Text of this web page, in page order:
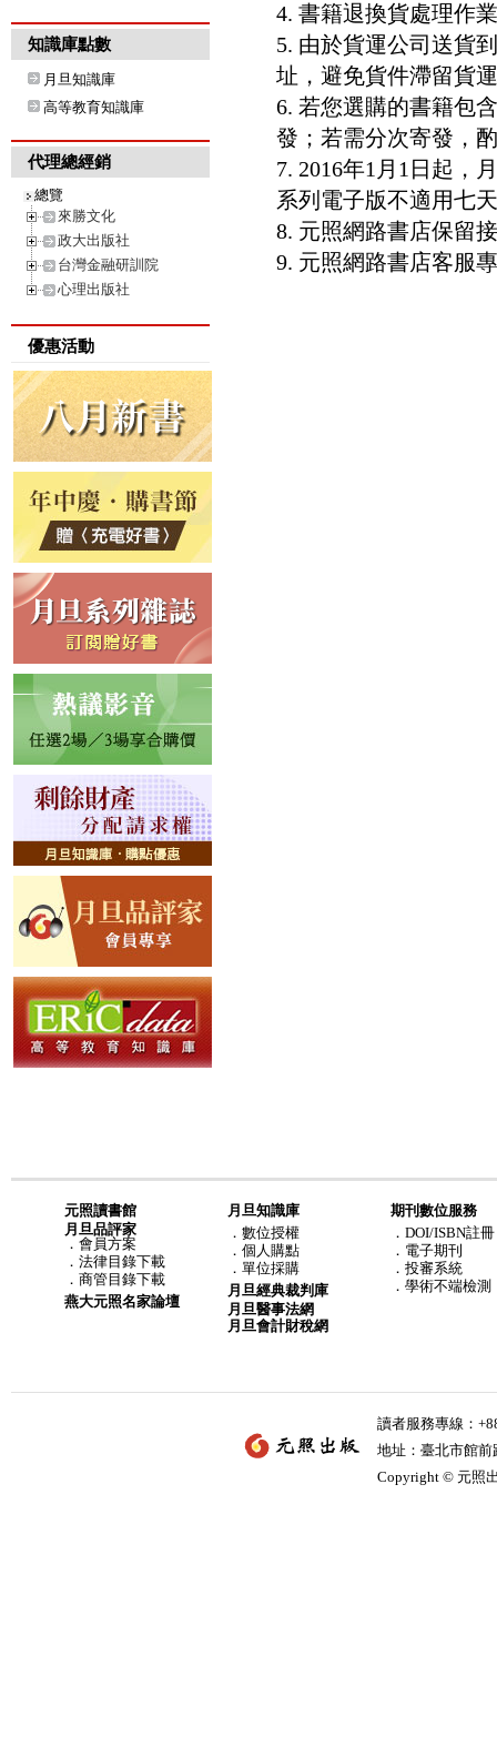
知識庫點數
月旦知識庫
高等教育知識庫
代理總經銷
總覽
來勝文化
政大出版社
台灣金融研訓院
心理出版社
優惠活動
4. 書籍退換貨處理作
5. 由於貨運公司送貨
址，避免貨件滯留貨
6. 若您選購的書籍包
發；若需分次寄發，
7. 2016年1月1日起，
系列電子版不適用七
8. 元照網路書店保留
9. 元照網路書店客服
元照讀書館
月旦品評家
． 會員方案
． 法律目錄下載
． 商管目錄下載
燕大元照名家論壇
月旦知識庫
． 數位授權
． 個人購點
． 單位採購
月旦經典裁判庫
月旦醫事法網
月旦會計財稅網
期刊數位服務
．DOI/ISBN註冊
．電子期刊
．投審系統
．學術不端檢測
讀者服務專線：
地址：臺北市館
Copyright © 元照